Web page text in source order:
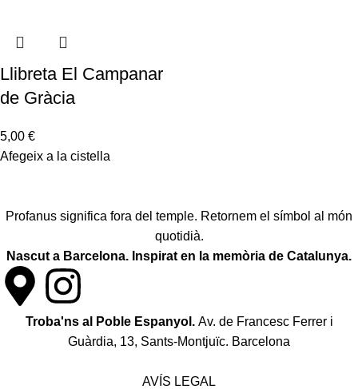
Llibreta El Campanar
de Gràcia
5,00 €
Afegeix a la cistella
Profanus significa fora del temple. Retornem el símbol al món
quotidià.
Nascut a Barcelona. Inspirat en la memòria de Catalunya.
Troba'ns al Poble Espanyol. Av. de Francesc Ferrer i
Guàrdia, 13, Sants-Montjuïc. Barcelona
AVÍS LEGAL